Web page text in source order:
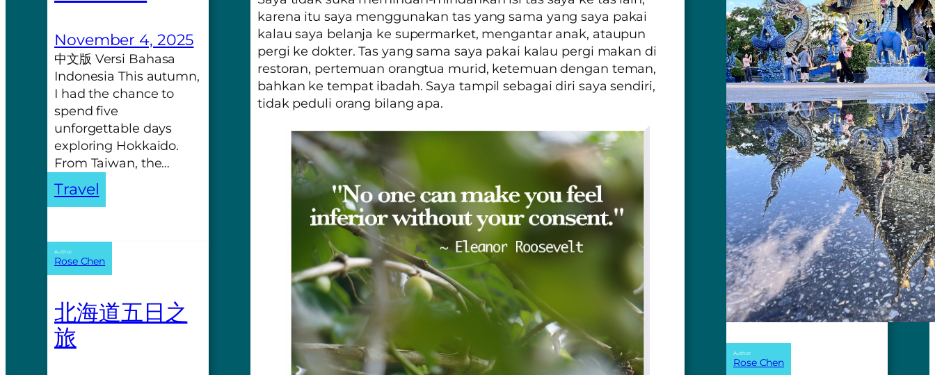
November 4, 2025
中文版 Versi Bahasa
Indonesia This autumn,
I had the chance to
spend five
unforgettable days
exploring Hokkaido.
From Taiwan, the…
Travel
Author:
Rose Chen
北海道五日之
旅
karena itu saya menggunakan tas yang sama yang saya pakai
kalau saya belanja ke supermarket, mengantar anak, ataupun
pergi ke dokter. Tas yang sama saya pakai kalau pergi makan di
restoran, pertemuan orangtua murid, ketemuan dengan teman,
bahkan ke tempat ibadah. Saya tampil sebagai diri saya sendiri,
tidak peduli orang bilang apa.
Author:
Rose Chen